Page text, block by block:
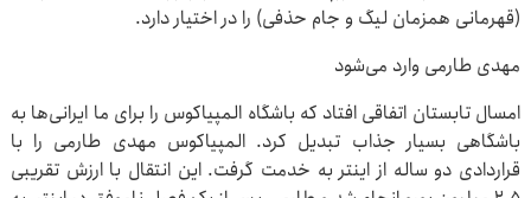
(قهرمانی همزمان لیگ و جام حذفی) را در اختیار دارد‎.‎
مهدی طارمی وارد می‌شود
امسال تابستان اتفاقی افتاد که باشگاه المپیاکوس را برای ما ایرانی‌ها ‌‏به
باشگاهی بسیار جذاب تبدیل کرد. المپیاکوس مهدی طارمی را با
‌‏قراردادی دو ساله از اینتر به خدمت گرفت. این انتقال با ارزش تقریبی